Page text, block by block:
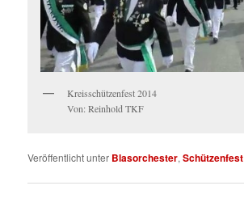
Kreisschützenfest 2014
Von: Reinhold TKF
Veröffentlicht unter Blasorchester,Schützenfest